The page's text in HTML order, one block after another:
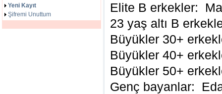
Yeni Kayıt
Şifremi Unuttum
Elite B erkekler:
23 yaş altı B
Büyükler 30+
Büyükler 40+
Büyükler 50+
Genç bayanlar: